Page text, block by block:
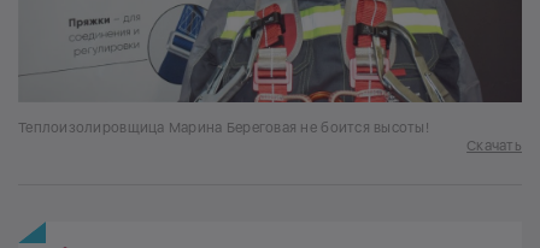
Теплоизолировщица Марина Береговая не боится высоты!
Скачать